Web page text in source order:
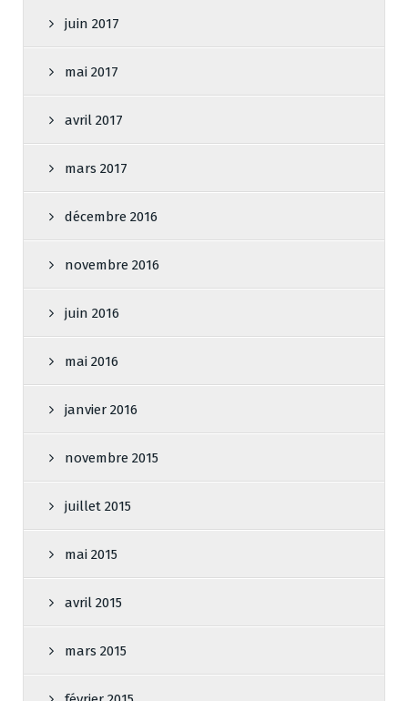
juin 2017
mai 2017
avril 2017
mars 2017
décembre 2016
novembre 2016
juin 2016
mai 2016
janvier 2016
novembre 2015
juillet 2015
mai 2015
avril 2015
mars 2015